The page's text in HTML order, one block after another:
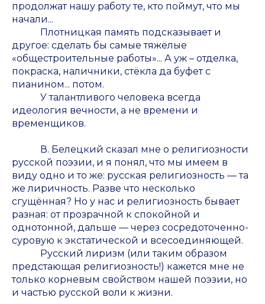
продолжат нашу работу те, кто поймут, что мы
начали...
Плотницкая память подсказывает и
другое: сделать бы самые тяжёлые
«общестроительные работы»... А уж – отделка,
покраска, наличники, стёкла да буфет с
пианином... потом.
У талантливого человека всегда
идеология вечности, а не времени и
временщиков.
В. Белецкий сказал мне о религиозности
русской поэзии, и я понял, что мы имеем в
виду одно и то же: русская религиозность — та
же лиричность. Разве что несколько
сгущённая? Но у нас и религиозность бывает
разная: от прозрачной к спокойной и
однотонной, дальше — через сосредоточенно-
суровую к экстатической и всесоединяющей.
Русский лиризм (или таким образом
предстающая религиозность!) кажется мне не
только корневым свойством нашей поэзии, но
и частью русской воли к жизни.